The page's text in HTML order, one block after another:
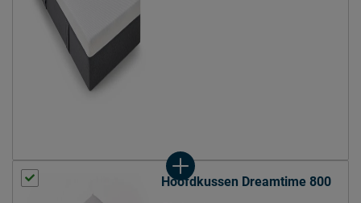
Opbouw matraskern
Type comfortlaag
Ventilatie kern
door de open structuur en
speciale gepatenteerde
Hoofdkussen Dreamtime 800